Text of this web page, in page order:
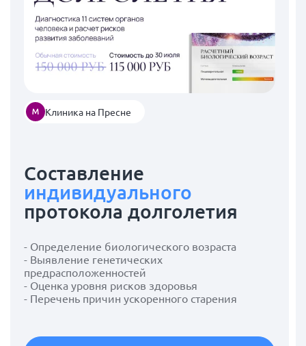
Клиника на Пресне
Составление
индивидуального
протокола долголетия
- Определение биологического возраста
- Выявление генетических
предрасположенностей
- Оценка уровня рисков здоровья
- Перечень причин ускоренного старения